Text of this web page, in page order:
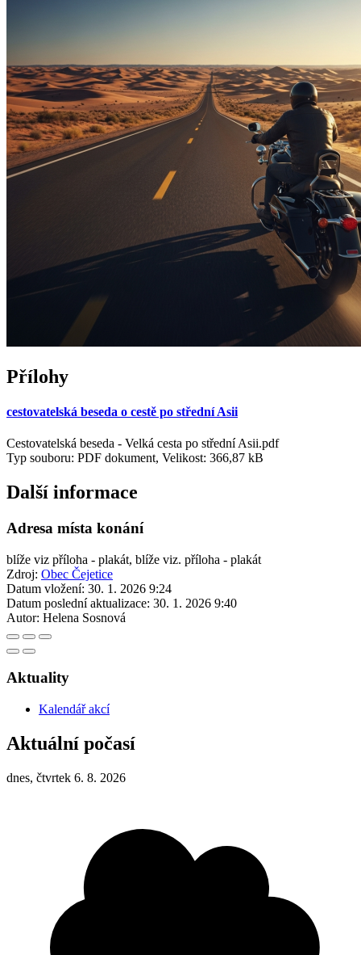
Přílohy
cestovatelská beseda o cestě po střední Asii
Cestovatelská beseda - Velká cesta po střední Asii.pdf
Typ souboru: PDF dokument, Velikost: 366,87 kB
Další informace
Adresa místa konání
blíže viz příloha - plakát, blíže viz. příloha - plakát
Zdroj: Obec Čejetice
Datum vložení: 30. 1. 2026 9:24
Datum poslední aktualizace: 30. 1. 2026 9:40
Autor: Helena Sosnová
Aktuality
Kalendář akcí
Aktuální počasí
dnes, čtvrtek 6. 8. 2026